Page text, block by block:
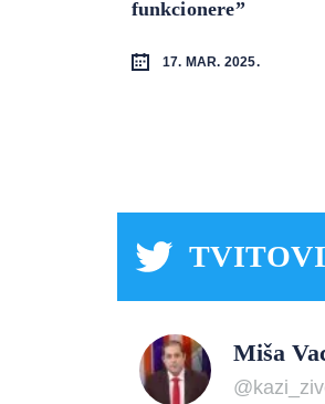
funkcionere”
17. MAR. 2025.
Miša